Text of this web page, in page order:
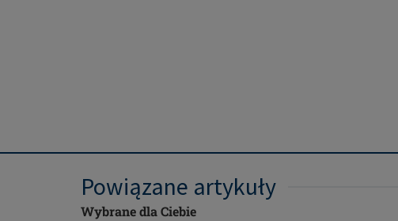
Powiązane artykuły
Wybrane dla Ciebie